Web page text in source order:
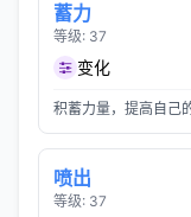
蓄力
等级: 37
变化
积蓄力量，提高自己
喷出
等级: 37